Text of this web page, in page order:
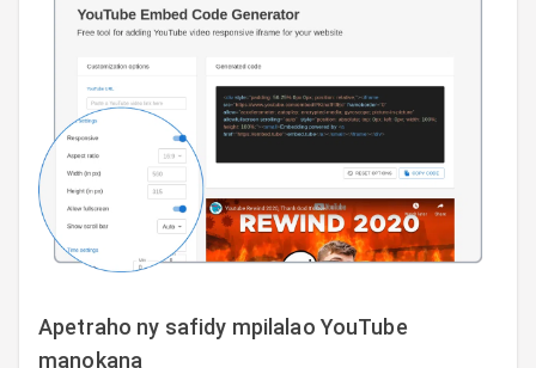
Apetraho ny safidy mpilalao YouTube
manokana